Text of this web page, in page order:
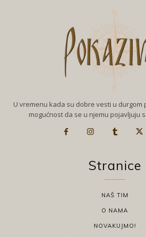
U vremenu kada su dobre vesti u durgom
mogućnost da se u njemu pojavljuju
Stranice
NAŠ TIM
O NAMA
NOVAKUJMO!